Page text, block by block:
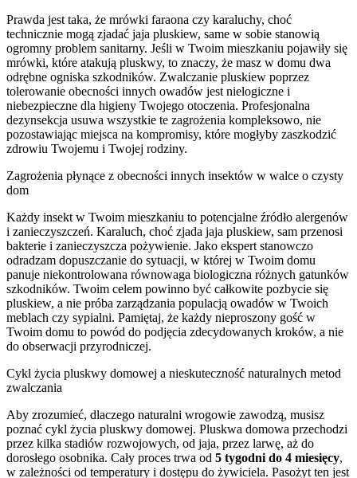
Prawda jest taka, że mrówki faraona czy karaluchy, choć
technicznie mogą zjadać jaja pluskiew, same w sobie stanowią
ogromny problem sanitarny. Jeśli w Twoim mieszkaniu pojawiły się
mrówki, które atakują pluskwy, to znaczy, że masz w domu dwa
odrębne ogniska szkodników. Zwalczanie pluskiew poprzez
tolerowanie obecności innych owadów jest nielogiczne i
niebezpieczne dla higieny Twojego otoczenia. Profesjonalna
dezynsekcja usuwa wszystkie te zagrożenia kompleksowo, nie
pozostawiając miejsca na kompromisy, które mogłyby zaszkodzić
zdrowiu Twojemu i Twojej rodziny.
Zagrożenia płynące z obecności innych insektów w walce o czysty
dom
Każdy insekt w Twoim mieszkaniu to potencjalne źródło alergenów
i zanieczyszczeń. Karaluch, choć zjada jaja pluskiew, sam przenosi
bakterie i zanieczyszcza pożywienie. Jako ekspert stanowczo
odradzam dopuszczanie do sytuacji, w której w Twoim domu
panuje niekontrolowana równowaga biologiczna różnych gatunków
szkodników. Twoim celem powinno być całkowite pozbycie się
pluskiew, a nie próba zarządzania populacją owadów w Twoich
meblach czy sypialni. Pamiętaj, że każdy nieproszony gość w
Twoim domu to powód do podjęcia zdecydowanych kroków, a nie
do obserwacji przyrodniczej.
Cykl życia pluskwy domowej a nieskuteczność naturalnych metod
zwalczania
Aby zrozumieć, dlaczego naturalni wrogowie zawodzą, musisz
poznać cykl życia pluskwy domowej. Pluskwa domowa przechodzi
przez kilka stadiów rozwojowych, od jaja, przez larwę, aż do
dorosłego osobnika. Cały proces trwa od 5 tygodni do 4 miesięcy,
w zależności od temperatury i dostępu do żywiciela. Pasożyt ten jest